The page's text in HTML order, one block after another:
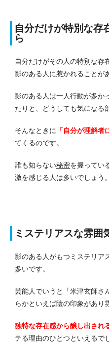
自分だけが特別な存
ら
自分だけがその人の特別な存
影のある人に惹かれることが
影のある人は一人行動が多か
たりと、どうしても気になる
そんなときに 「自分が理解者
てくるのです。
誰も知らない秘密を握ってい
激を感じる人は多いでしょう。
ミステリアスな雰囲
影のある人がもつミステリア
多いです。
芸能人でいうと「米津玄師さ
らかといえば陰の印象があり
独特な存在感から醸し出され
テる理由のひとつといえるで